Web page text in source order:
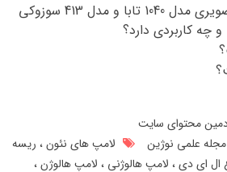
و مدل 413 سوزوکی
کاربردی دارد؟
محتوای سایت
مجله علمی نوژین لامپ های نئون ریسه
ال ای دی لامپ هالوژنی
لامپ هالوژن